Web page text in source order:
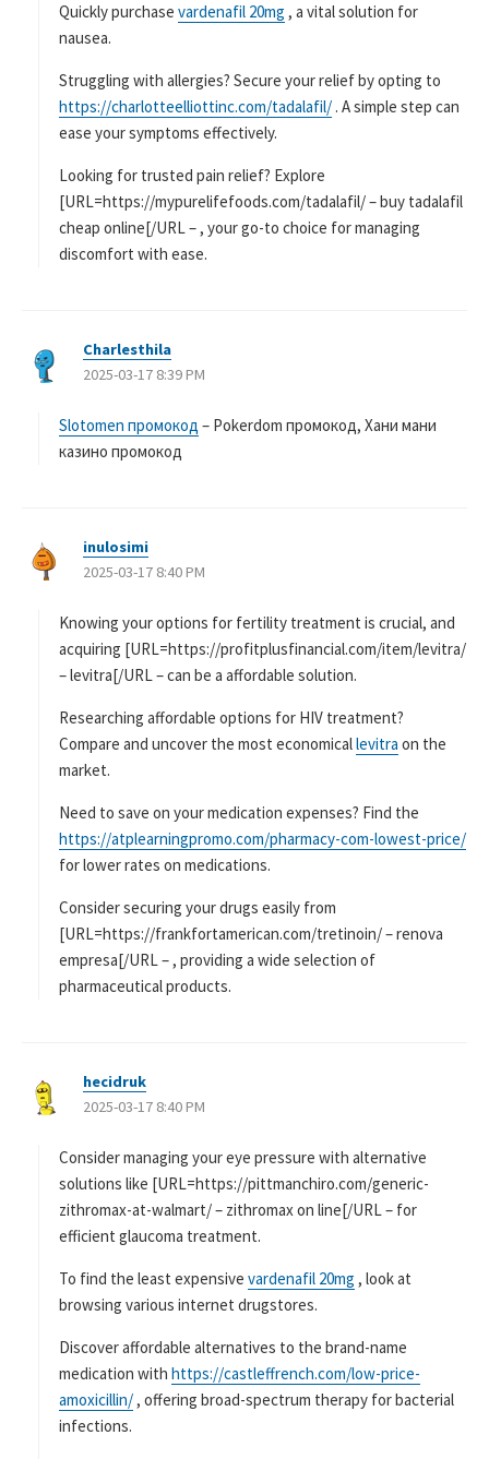
Quickly purchase vardenafil 20mg , a vital solution for
nausea.
Struggling with allergies? Secure your relief by opting to
https://charlotteelliottinc.com/tadalafil/ . A simple step can
ease your symptoms effectively.
Looking for trusted pain relief? Explore
[URL=https://mypurelifefoods.com/tadalafil/ – buy tadalafil
cheap online[/URL – , your go-to choice for managing
discomfort with ease.
Charlesthila
り
2025-03-17 8:39 PM
Slotomen промокод – Pokerdom промокод, Хани мани
казино промокод
inulosimi
り
2025-03-17 8:40 PM
Knowing your options for fertility treatment is crucial, and
acquiring [URL=https://profitplusfinancial.com/item/levitra/
– levitra[/URL – can be a affordable solution.
Researching affordable options for HIV treatment?
Compare and uncover the most economicallevitra on the
market.
Need to save on your medication expenses? Find the
https://atplearningpromo.com/pharmacy-com-lowest-price/
for lower rates on medications.
Consider securing your drugs easily from
[URL=https://frankfortamerican.com/tretinoin/ – renova
empresa[/URL – , providing a wide selection of
pharmaceutical products.
hecidruk
り
2025-03-17 8:40 PM
Consider managing your eye pressure with alternative
solutions like [URL=https://pittmanchiro.com/generic-
zithromax-at-walmart/ – zithromax on line[/URL – for
efficient glaucoma treatment.
To find the least expensive vardenafil 20mg , look at
browsing various internet drugstores.
Discover affordable alternatives to the brand-name
medication with https://castleffrench.com/low-price-
amoxicillin/, offering broad-spectrum therapy for bacterial
infections.